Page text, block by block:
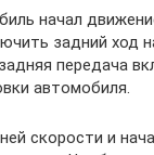
начал
задний ход
передача
автомобиля.
скорости и